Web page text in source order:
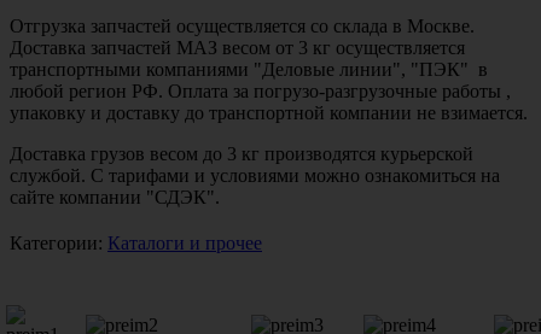
Отгрузка запчастей осуществляется со склада в Москве.
Доставка запчастей МАЗ весом от 3 кг осуществляется
транспортными компаниями "Деловые линии", "ПЭК" в
любой регион РФ. Оплата за погрузо-разгрузочные работы ,
упаковку и доставку до транспортной компании не взимается.
Доставка грузов весом до 3 кг производятся курьерской
службой. С тарифами и условиями можно ознакомиться на
сайте компании "СДЭК".
Категории: Каталоги и прочее